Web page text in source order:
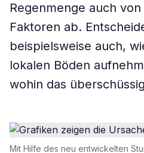
Regenmenge auch
Faktoren ab.
beispielsweise auch,
lokalen Böden
wohin das
Mit Hilfe des neu entwickelten